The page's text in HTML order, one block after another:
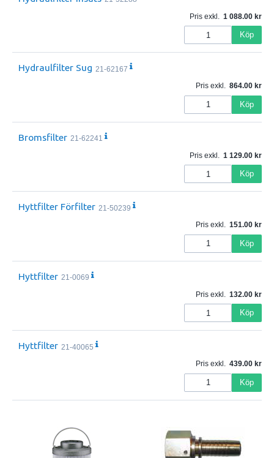
Pris exkl.
1 088.00
Köp
Hydraulfilter Sug 21-62167
Pris exkl. 864.00
Köp
Bromsfilter 21-62241
Pris exkl.
1 129.00
Köp
Hyttfilter Förfilter 21-50239
Pris exkl. 151.00
Köp
Hyttfilter 21-0069
Pris exkl.
132.00
Köp
Hyttfilter 21-40065
Pris exkl. 439.00
Köp